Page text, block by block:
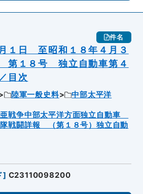
件名
１日 至昭和１８年４月３
１８号 独立自動車第４
目次
陸軍一般史料
中部太平洋
戦争中部太平洋方面独立自動車
戦闘詳報 （第１８号）独立自動
] C23110098200